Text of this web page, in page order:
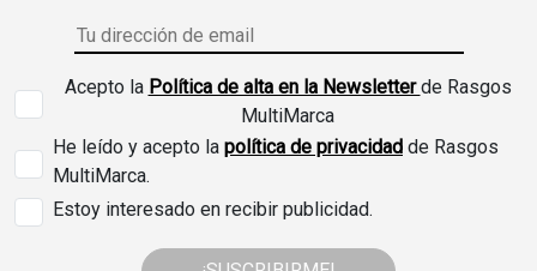
Acepto la Política de alta en la Newsletterde Rasgos
MultiMarca
He leído y acepto la política de privacidad de Rasgos
MultiMarca.
Estoy interesado en recibir publicidad.